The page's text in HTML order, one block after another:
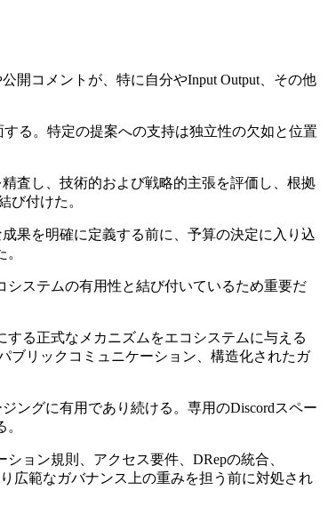
開コメントが、特に自分やInput Output、その他
る。特定の提案への支持は独立性の欠如と位置
精査し、技術的および戦略的主張を評価し、根拠
び付けた。
果を明確に定義する前に、予算の決定に入り込
システムの有用性と結び付いているため重要だ
する正式なメカニズムをエコシステムに与える
ブリックコミュニケーション、構造化されたガ
ングに有用であり続ける。専用のDiscordスペー
ョン規則、アクセス要件、DRepの統合、
広範なガバナンス上の重みを担う前に対処され